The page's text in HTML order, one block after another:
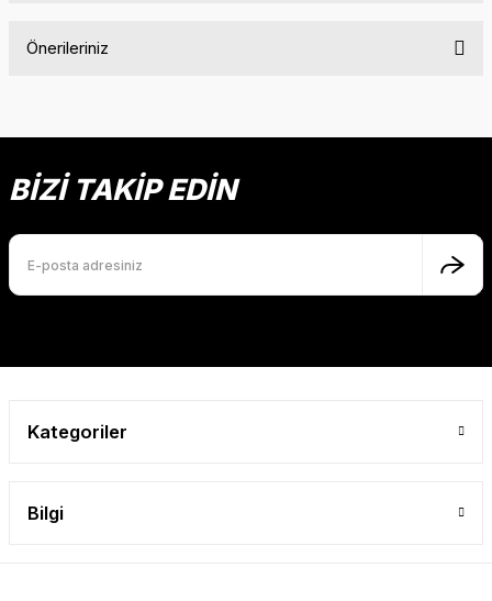
Önerileriniz
BİZİ TAKİP EDİN
Kategoriler
Bilgi